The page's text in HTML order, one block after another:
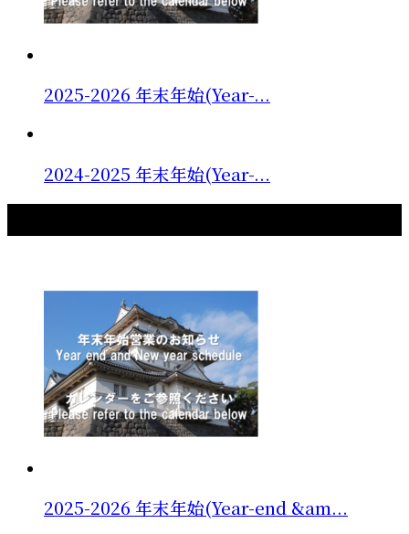
2025-2026 年末年始(Year-...
2024-2025 年末年始(Year-...
2025-2026 年末年始(Year-end &am...